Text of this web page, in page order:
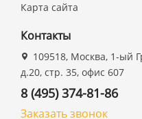
Карта сайта
Контакты
109518, Москва, 1-ый
д.20, стр. 35, офис 607
8 (495) 374-81-86
Заказать звонок